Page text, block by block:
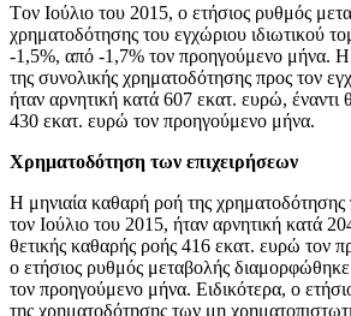
Tον Ιούλιο του 2015, o ετήσιος ρυθμός
χρηματοδότησης του εγχώριου ιδιωτικού
-1,5%, από -1,7% τον προηγούμενο μήνα. Η
της συνολικής χρηματοδότησης προς τον
ήταν αρνητική κατά 607 εκατ. ευρώ, έναντι
430 εκατ. ευρώ τον προηγούμενο μήνα.
Χρηματοδότηση των επιχειρήσεων
Η μηνιαία καθαρή ροή της χρηματοδότησης
τον Ιούλιο του 2015, ήταν αρνητική κατά
θετικής καθαρής ροής 416 εκατ. ευρώ τον
ο ετήσιος ρυθμός μεταβολής
τον προηγούμενο μήνα. Ειδικότερα, ο
της χρηματοδότησης των μη